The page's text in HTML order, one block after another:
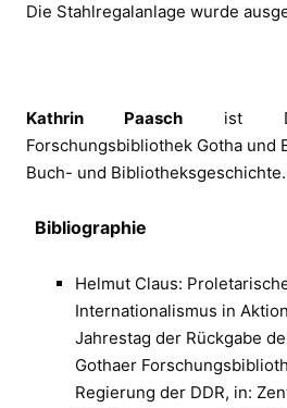
Die Stahlregalanlage wurde
Kathrin Paasch ist
Forschungsbibliothek Gotha und
Buch- und Bibliotheksgeschichte.
Bibliographie
Helmut Claus:
Internationalismus in
Jahrestag der Rückgabe
Gothaer
Regierung der DDR, in: